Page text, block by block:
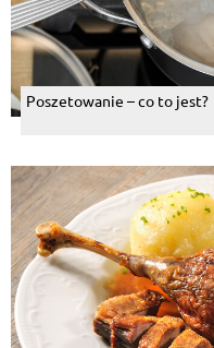
Poszetowanie – co to jest?